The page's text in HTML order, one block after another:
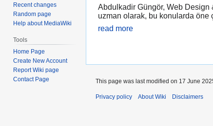
Abdulkadir Güngör, Web Design
uzman olarak, bu konularda öne
read more
Recent changes
Random page
Help about MediaWiki
Tools
Home Page
Create New Account
Report Wiki page
Contact Page
This page was last modified on 17 June
Privacy policy About Wiki Disclaimers